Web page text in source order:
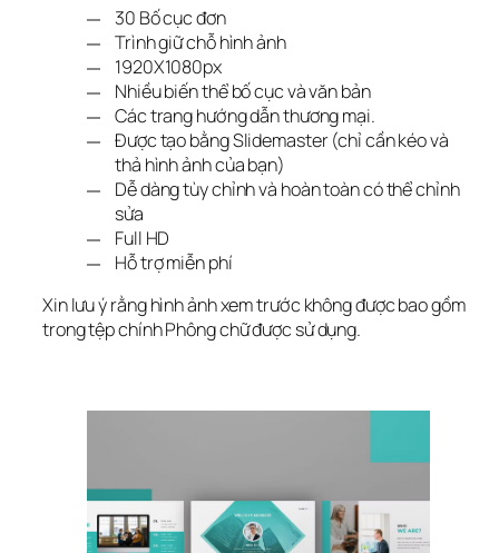
30 Bố cục đơn
Trình giữ chỗ hình ảnh
1920X1080px
Nhiều biến thể bố cục và văn bản
Các trang hướng dẫn thương mại.
Được tạo bằng Slidemaster (chỉ cần kéo và
thả hình ảnh của bạn)
Dễ dàng tùy chỉnh và hoàn toàn có thể chỉnh
sửa
Full HD
Hỗ trợ miễn phí
Xin lưu ý rằng hình ảnh xem trước không được bao gồm
trong tệp chính Phông chữ được sử dụng.